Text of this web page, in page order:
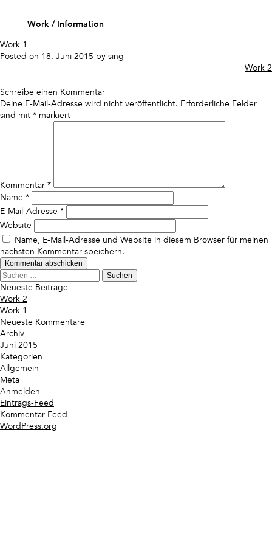
contentWork
Information
Work 1
Posted on 18. Juni 2015 by sing
Work 2
Schreibe einen Kommentar
Deine E-Mail-Adresse wird nicht veröffentlicht. Erforderliche Felder
sind mit * markiert
Kommentar *
Name *
E-Mail-Adresse *
Website
Name, E-Mail-Adresse und Website in diesem Browser für meinen
nächsten Kommentar speichern.
Suchen
nach:
Neueste Beiträge
Work 2
Work 1
Neueste Kommentare
Archiv
Juni 2015
Kategorien
Allgemein
Meta
Anmelden
Eintrags-Feed
Kommentar-Feed
WordPress.org